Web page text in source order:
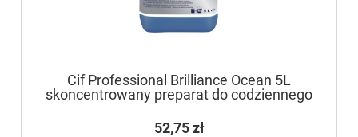
Cif Professional Brilliance Ocean 5L
skoncentrowany preparat do codziennego
mycia wodoodpornych,
niezabezpieczonych powierzchni
52,75 zł